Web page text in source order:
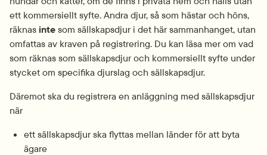
ett kommersiellt syfte. Andra djur, så som hästar och höns,
räknas inte som sällskapsdjur i det här sammanhanget, utan
omfattas av kraven på registrering. Du kan läsa mer om vad
som räknas som sällskapsdjur och kommersiellt syfte under
stycket om specifika djurslag och sällskapsdjur.
Däremot ska du registrera en anläggning med sällskapsdjur
när
ett sällskapsdjur ska flyttas mellan länder för att byta
ägare